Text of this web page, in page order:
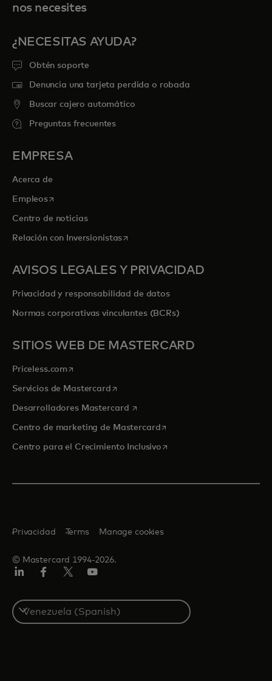
nos necesites
¿NECESITAS AYUDA?
Obtén soporte
Denuncia una tarjeta perdida o robada
Buscar cajero automático
Preguntas frecuentes
EMPRESA
Acerca de
Empleosse abre en una pestaña nueva
Centro de noticias
Relación con Inversionistasse abre en una pestaña nueva
AVISOS LEGALES Y PRIVACIDAD
Privacidad y responsabilidad de datos
Normas corporativas vinculantes (BCRs)
SITIOS WEB DE MASTERCARD
Priceless.com se abre en una pestaña nueva
Servicios de Mastercardse abre en una pestaña nueva
Desarrolladores Mastercard se abre en una pestaña nueva
Centro de marketing de Mastercardse abre en una pestaña
Centro para el Crecimiento Inclusivose abre en una pestaña
© Mastercard 1994-2026.
Privacidad Terms Manage cookies
Select
a
country